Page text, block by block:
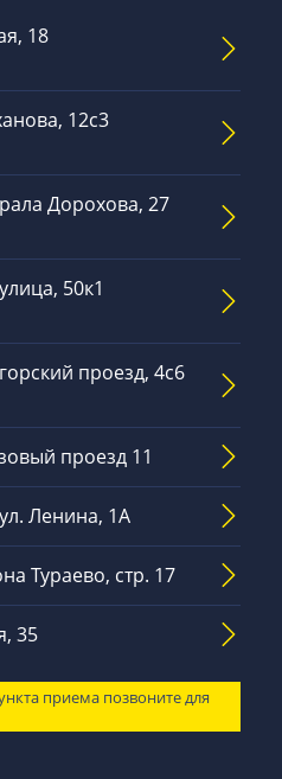
18
12с3
Дорохова, 27
50к1
проезд, 4с6
проезд 11
Ленина, 1А
Тураево, стр. 17
35
приема позвоните для